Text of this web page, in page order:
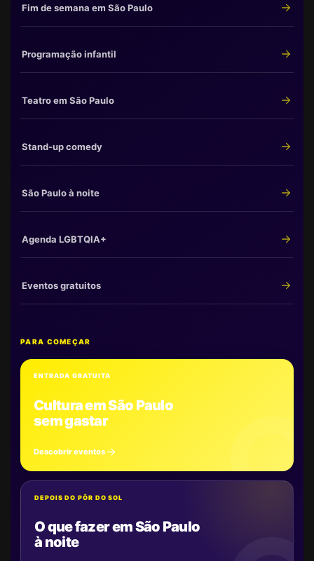
Fim de semana em São Paulo
Programação infantil
Teatro em São Paulo
Stand-up comedy
São Paulo à noite
Agenda LGBTQIA+
Eventos gratuitos
PARA COMEÇAR
ENTRADA GRATUITA
Cultura em São Paulo
sem gastar
Descobrir eventos
DEPOIS DO PÔR DO SOL
O que fazer em São Paulo
à noite